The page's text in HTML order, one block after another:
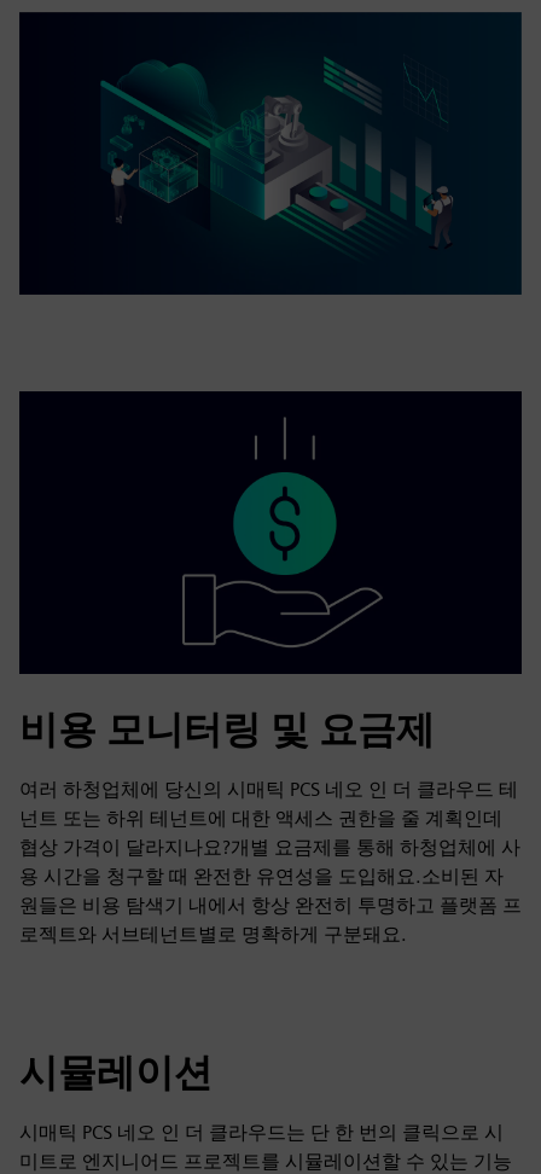
비용 모니터링 및 요금제
여러 하청업체에 당신의 시매틱 PCS 네오 인 더 클라우드 테
넌트 또는 하위 테넌트에 대한 액세스 권한을 줄 계획인데
협상 가격이 달라지나요?개별 요금제를 통해 하청업체에 사
용 시간을 청구할 때 완전한 유연성을 도입해요.소비된 자
원들은 비용 탐색기 내에서 항상 완전히 투명하고 플랫폼 프
로젝트와 서브테넌트별로 명확하게 구분돼요.
시뮬레이션
시매틱 PCS 네오 인 더 클라우드는 단 한 번의 클릭으로 시
미트로 엔지니어드 프로젝트를 시뮬레이션할 수 있는 기능